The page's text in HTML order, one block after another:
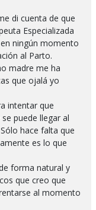
di cuenta de que
Especializada
ningún momento
al Parto.
madre me ha
que ojalá yo
intentar que
puede llegar al
hace falta que
es lo que
forma natural y
que creo que
al momento